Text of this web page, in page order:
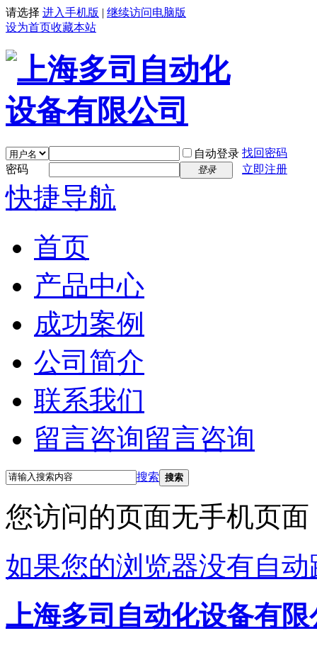
请选择 进入手机版 | 继续访问电脑版
设为首页收藏本站
自动登录 找回密码
密码
登录 立即注册
快捷导航
首页
产品中心
成功案例
公司简介
联系我们
留言咨询留言咨询
搜索 搜索
您访问的页面无手机页
如果您的浏览器没有自
上海多司自动化设备有限